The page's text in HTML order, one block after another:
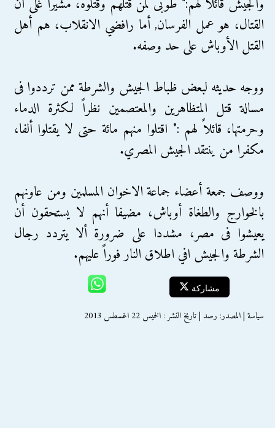
القتال، هو عمل الفرسان, أما رافضي الانقلاب، هم أهل
القتل الأوباش على حد وصفه.
ووجه حديثه لبعض ظباط الجيش والشرطة ممن ترددوا فى
مسالة قتل المتظاهرين والمعتصمين نظراً لكثرة الدماء
وحرمتها، قائلاً لهم :" اقتلوا منهم مائة حتى لا يقتلوا ألفا،
مكفرا من ينتقد الجيش المصري.
ووصف جمعة أعضاء جماعة الاخوان المسلمين ومن عاونهم
بالخوارج والطغاة أوباش، مضيفا أنهم لا يستحقون أن
يعيشوا فى مصر، مشددا على ضرورة ألا يتردد رجال
الشرطة والجيش افي اطلاق النار فوراً عليهم.
مشاركة
سياسة | المصدر: رصد | تاريخ النشر : الخميس 22 اغسطس 2013